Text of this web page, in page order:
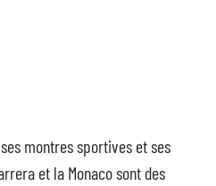
montres sportives et ses
et la Monaco sont des